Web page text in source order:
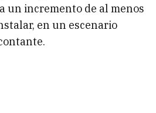
un incremento de al menos
en un escenario